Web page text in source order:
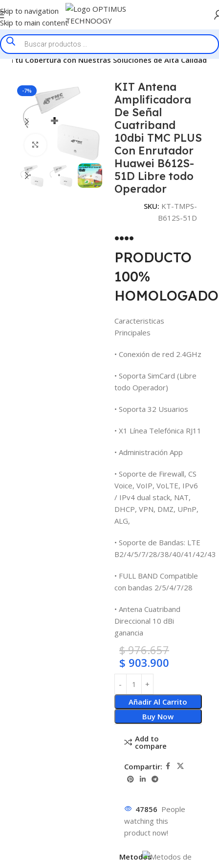
Skip to navigation
Skip to main content
tu Cobertura con Nuestras Soluciones de Alta Calidad
-7%
Click to enlarge
KIT Antena
Amplificadora
De Señal
Cuatriband
10dbi TMC PLUS
Con Enrutador
Huawei B612S-
51D Libre todo
Operador
SKU: KT-TMPS-
B612S-51D
••••
PRODUCTO
100%
HOMOLOGADO
Caracteristicas
Principales
• Conexión de red 2.4GHz
• Soporta SimCard (Libre
todo Operador)
• Soporta 32 Usuarios
• X1 Línea Telefónica RJ11
• Administración App
• Soporte de Firewall, CS
Voice, VoIP, VoLTE, IPv6
/ IPv4 dual stack, NAT,
DHCP, VPN, DMZ, UPnP,
ALG,
• Soporte de Bandas: LTE
B2/4/5/7/28/38/40/41/42/43
• FULL BAND Compatible
con bandas 2/5/4/7/28
• Antena Cuatriband
Direccional 10 dBi
ganancia
$976.657
$ 903.900
Añadir Al Carrito
Buy Now
Add to
compare
Compartir:
47856 People
watching this
product now!
Metodos